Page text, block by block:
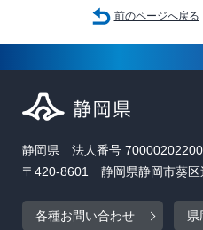
前のページへ戻る
静岡県 法人番号
〒420-8601 静岡県静岡市葵区
各種お問い合わせ 県